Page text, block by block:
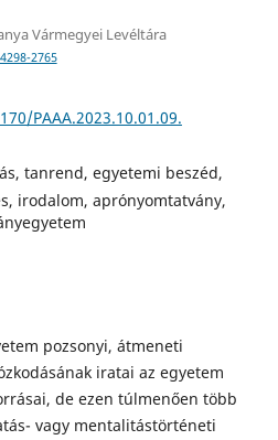
Vármegyei Levéltára
2765
PAAA.2023.10.01.09.
tanrend, egyetemi beszéd,
irodalom, aprónyomtatvány,
pozsonyi, átmeneti
iratai az egyetem
de ezen túlmenően több
vagy mentalitástörténeti